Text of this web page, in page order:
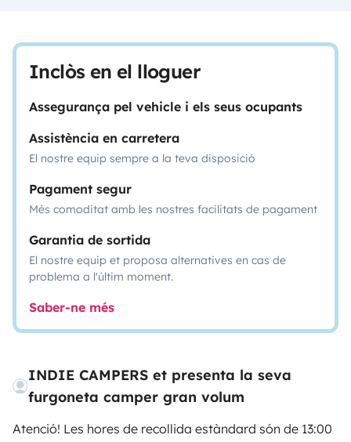
Inclòs en el lloguer
Assegurança pel vehicle i els seus ocupants
Assistència en carretera
El nostre equip sempre a la teva disposició
Pagament segur
Més comoditat amb les nostres facilitats de pagament
Garantia de sortida
El nostre equip et proposa alternatives en cas de
problema a l'últim moment.
Saber-ne més
INDIE CAMPERS et presenta la seva
furgoneta camper gran volum
Atenció! Les hores de recollida estàndard són de 13:00